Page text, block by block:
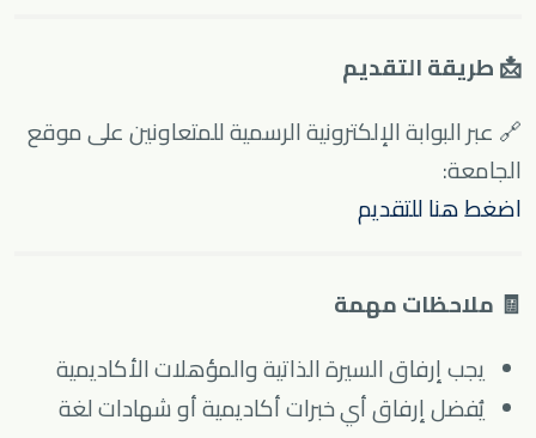
📩 طريقة التقديم
🔗 عبر البوابة الإلكترونية الرسمية للمتعاونين على موقع
الجامعة:
اضغط هنا للتقديم
🧾 ملاحظات مهمة
يجب إرفاق السيرة الذاتية والمؤهلات الأكاديمية
يُفضل إرفاق أي خبرات أكاديمية أو شهادات لغة